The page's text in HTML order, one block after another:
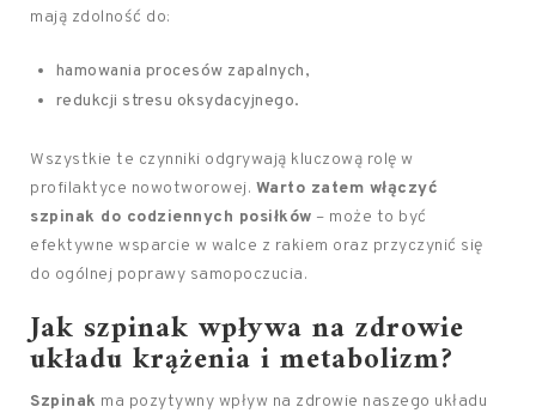
mają zdolność do:
hamowania procesów zapalnych,
redukcji stresu oksydacyjnego.
Wszystkie te czynniki odgrywają kluczową rolę w
profilaktyce nowotworowej. Warto zatem włączyć
szpinak do codziennych posiłków – może to być
efektywne wsparcie w walce z rakiem oraz przyczynić się
do ogólnej poprawy samopoczucia.
Jak szpinak wpływa na zdrowie
układu krążenia i metabolizm?
Szpinak ma pozytywny wpływ na zdrowie naszego układu